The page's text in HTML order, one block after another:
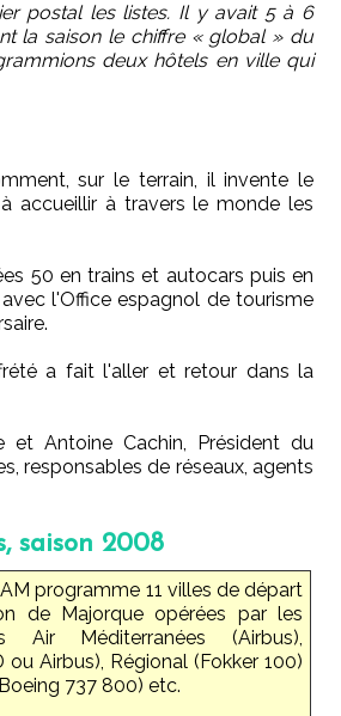
postal les listes. Il y avait 5 à 6
la saison le chiffre « global » du
deux hôtels en ville qui
sur le terrain, il invente le
accueillir à travers le monde les
50 en trains et autocars puis en
l'Office espagnol de tourisme
a fait l'aller et retour dans la
et Antoine Cachin, Président du
responsables de réseaux, agents
saison 2008
programme 11 villes de départ
de Majorque opérées par les
Air Méditerranées (Airbus),
ou Airbus), Régional (Fokker 100)
737 800) etc.